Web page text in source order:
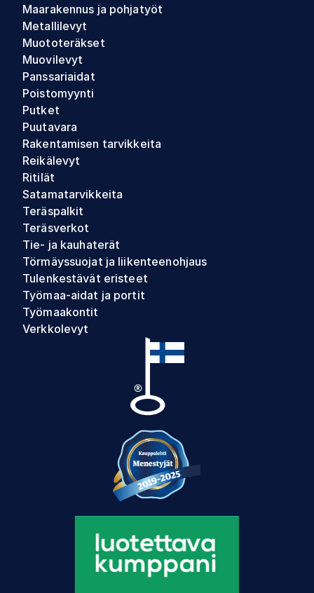
Maarakennus ja pohjatyöt
Metallilevyt
Muototeräkset
Muovilevyt
Panssariaidat
Poistomyynti
Putket
Puutavara
Rakentamisen tarvikkeita
Reikälevyt
Ritilät
Satamatarvikkeita
Teräspalkit
Teräsverkot
Tie- ja kauhaterät
Törmäyssuojat ja liikenteenohjaus
Tulenkestävät eristeet
Työmaa-aidat ja portit
Työmaakontit
Verkkolevyt